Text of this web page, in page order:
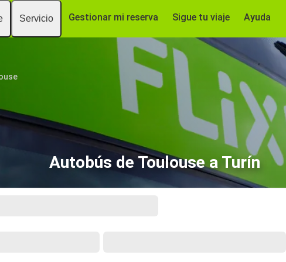
Servicio Gestionar mi reserva Sigue tu viaje Ayuda
Autobús de Toulouse a Turín